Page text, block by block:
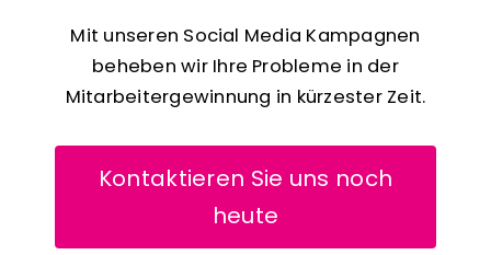
Mit unseren Social Media Kampagnen
beheben wir Ihre Probleme in der
Mitarbeitergewinnung in kürzester Zeit.
Kontaktieren Sie uns noch
heute